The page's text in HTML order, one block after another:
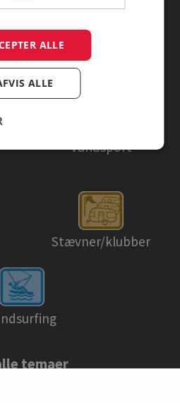
ud fra
Vandsport
Stævner/klubber
temaer
ALLE
ALLE